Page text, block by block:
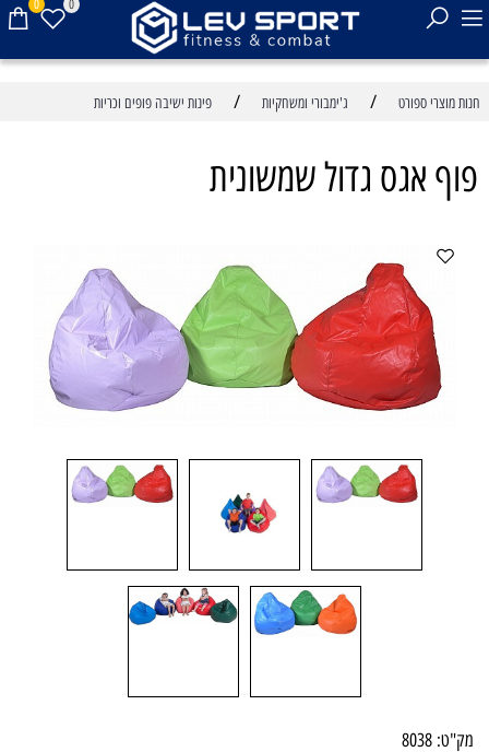
0 0
חנות מוצרי ספורט / ג'ימבורי ומשחקיות / פינות ישיבה פופים וכריות
פוף אגס גדול שמשונית
מק"ט: 8038